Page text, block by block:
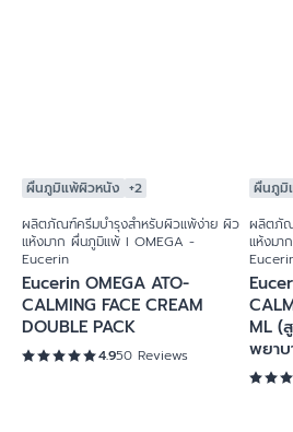
ผื่นภูมิแพ้ผิวหนัง +2
ผลิตภัณฑ์ครีมบำรุงสำหรับผิวแพ้ง่าย ผิว
แห้งมาก ผื่นภูมิแพ้ I OMEGA -
Eucerin
ผื่นภูมิ
ผลิตภัณ
แห้งม